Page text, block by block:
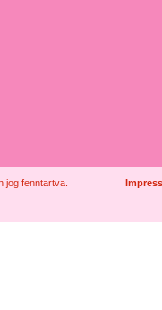
jog fenntartva.